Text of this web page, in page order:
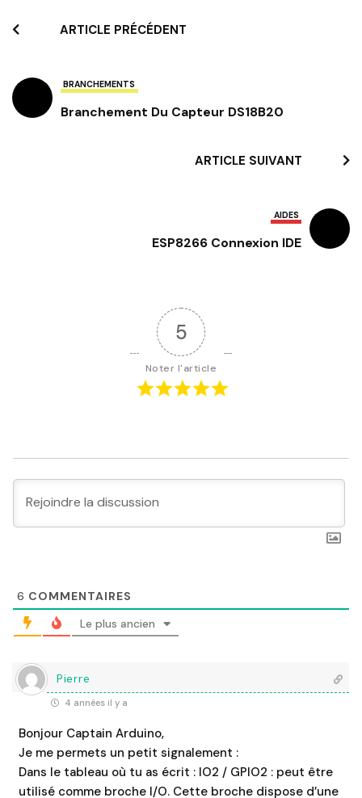
ARTICLE PRÉCÉDENT
BRANCHEMENTS
Branchement Du Capteur DS18B20
ARTICLE SUIVANT
AIDES
ESP8266 Connexion IDE
5
Noter l'article
6 COMMENTAIRES
Le plus ancien
Pierre
4 années il y a
Bonjour Captain Arduino,
Je me permets un petit signalement :
Dans le tableau où tu as écrit : IO2 / GPIO2 : peut être
utilisé comme broche I/O. Cette broche dispose d’une